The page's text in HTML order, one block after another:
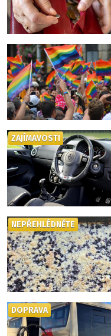
ZAJÍMAVOSTI
NEPŘEHLÉDNĚTE
DOPRAVA